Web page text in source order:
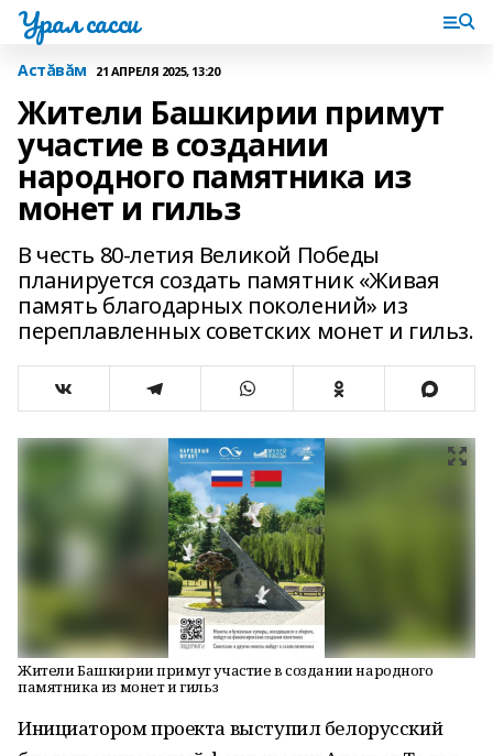
Урал сасси
Астăвăм 21 АПРЕЛЯ 2025, 13:20
Жители Башкирии примут
участие в создании
народного памятника из
монет и гильз
В честь 80-летия Великой Победы
планируется создать памятник «Живая
память благодарных поколений» из
переплавленных советских монет и гильз.
Жители Башкирии примут участие в создании народного
памятника из монет и гильз
Инициатором проекта выступил белорусский